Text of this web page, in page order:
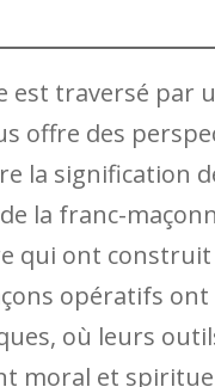
est traversé par
offre des
la signification
la franc-
qui ont
opératifs
où leurs
moral et